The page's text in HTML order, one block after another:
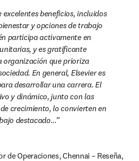
excelentes beneficios, incluidos
y opciones de trabajo
participa activamente en
y es gratificante
organización que prioriza
En general, Elsevier es
desarrollar una carrera. El
y dinámico, junto con las
crecimiento, lo convierten en
destacado…
de Operaciones, Chennai – Reseña,